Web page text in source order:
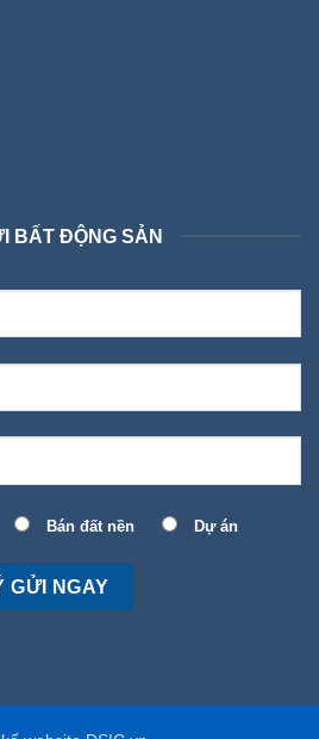
BẤT ĐỘNG SẢN
Bán đất nền Dự án